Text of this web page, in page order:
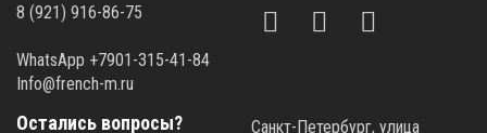
8 (921) 916-86-75
WhatsApp +7901-315-41-84
Info@french-m.ru
Остались вопросы? Санкт-Петербург, улица